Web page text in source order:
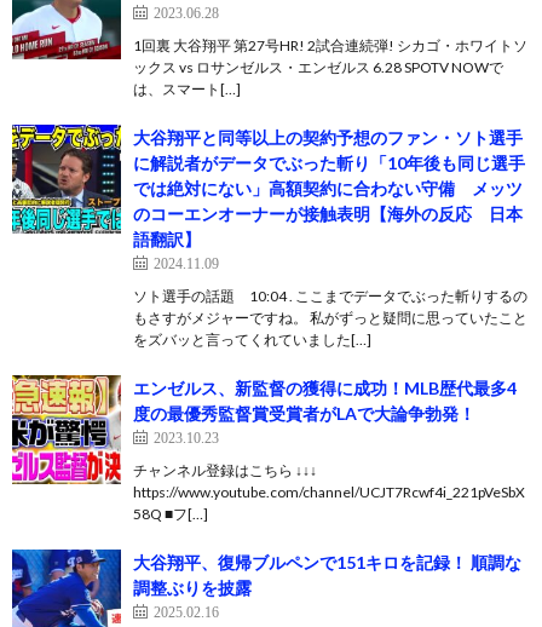
2023.06.28
1回裏 大谷翔平 第27号HR! 2試合連続弾! シカゴ・ホワイトソ
ックス vs ロサンゼルス・エンゼルス 6.28 SPOTV NOWで
は、スマート[…]
大谷翔平と同等以上の契約予想のファン・ソト選手
に解説者がデータでぶった斬り「10年後も同じ選手
では絶対にない」高額契約に合わない守備 メッツ
のコーエンオーナーが接触表明【海外の反応 日本
語翻訳】
2024.11.09
ソト選手の話題 10:04 . ここまでデータでぶった斬りするの
もさすがメジャーですね。 私がずっと疑問に思っていたこと
をズバッと言ってくれていました[…]
エンゼルス、新監督の獲得に成功！MLB歴代最多4
度の最優秀監督賞受賞者がLAで大論争勃発！
2023.10.23
チャンネル登録はこちら ↓↓↓
https://www.youtube.com/channel/UCJT7Rcwf4i_221pVeSbX
58Q ■フ[…]
大谷翔平、復帰ブルペンで151キロを記録！ 順調な
調整ぶりを披露
2025.02.16